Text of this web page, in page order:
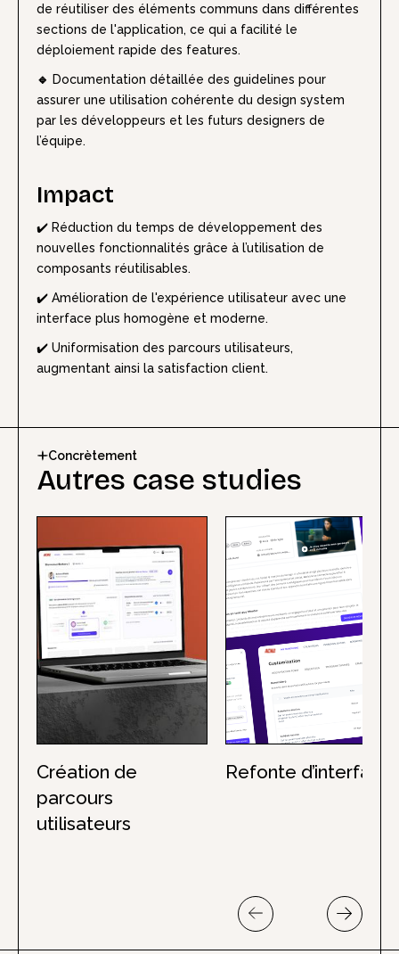
de réutiliser des éléments communs dans différentes
sections de l'application, ce qui a facilité le
déploiement rapide des features.
🔹 Documentation détaillée des guidelines pour
assurer une utilisation cohérente du design system
par les développeurs et les futurs designers de
l’équipe.
Impact
✔️ Réduction du temps de développement des
nouvelles fonctionnalités grâce à l’utilisation de
composants réutilisables.
✔️ Amélioration de l'expérience utilisateur avec une
interface plus homogène et moderne.
✔️ Uniformisation des parcours utilisateurs,
augmentant ainsi la satisfaction client.
Concrètement
Autres case studies
Création de
parcours
utilisateurs
Refonte d’interface